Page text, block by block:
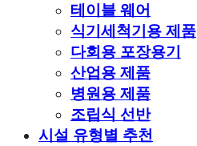
테이블 웨어
식기세척기용 제품
다회용 포장용기
산업용 제품
병원용 제품
조립식 선반
시설 유형별 추천